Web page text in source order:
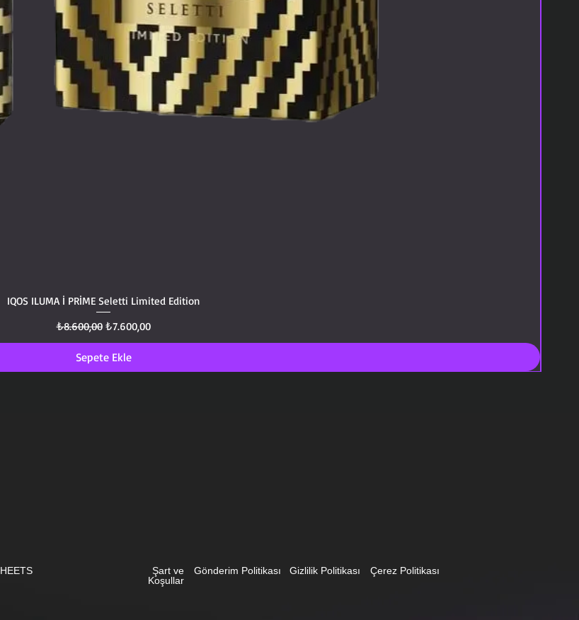
Hızlı Bakış
IQOS ILUMA İ PRİME Seletti Limited Edition
Normal Fiyat
₺8.600,00 İndirimli Fiyat
₺7.600,00
Sepete Ekle
HEETS
Şart ve
Koşullar
Gönderim Politikası Gizlilik Politikası Çerez Politikası